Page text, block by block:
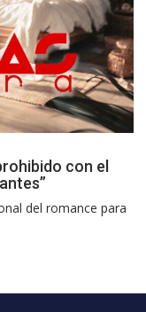
con el
del romance para